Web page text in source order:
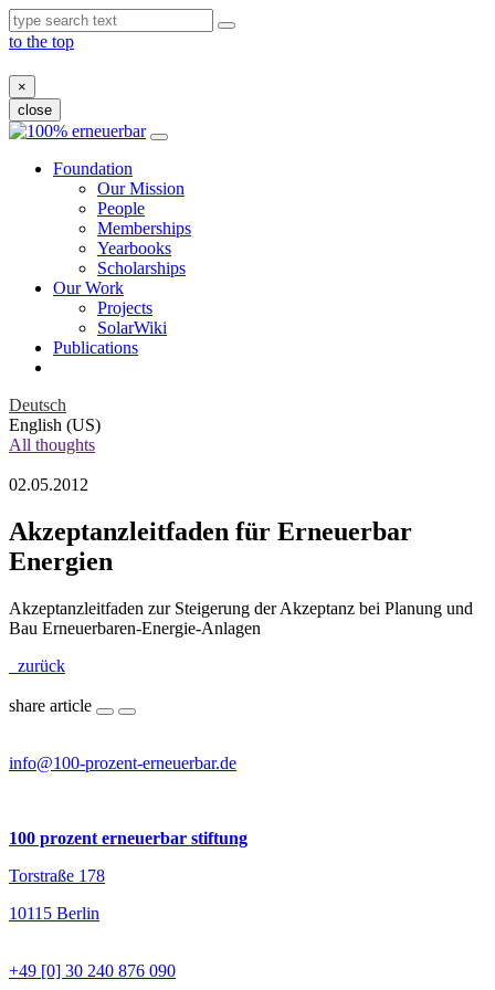
to the top
×
close
Skip
contentFoundation
Our Mission
People
Memberships
Yearbooks
Scholarships
Our Work
Projects
SolarWiki
Publications
Deutsch
English (US)
All thoughts
02.05.2012
Akzeptanzleitfaden für Erneuerbar
Energien
Akzeptanzleitfaden zur Steigerung der Akzeptanz bei Planung und
Bau Erneuerbaren-Energie-Anlagen
zurück
share article
info@100-prozent-erneuerbar.de
100 prozent erneuerbar stiftung
Torstraße 178
10115 Berlin
+49 [0] 30 240 876 090